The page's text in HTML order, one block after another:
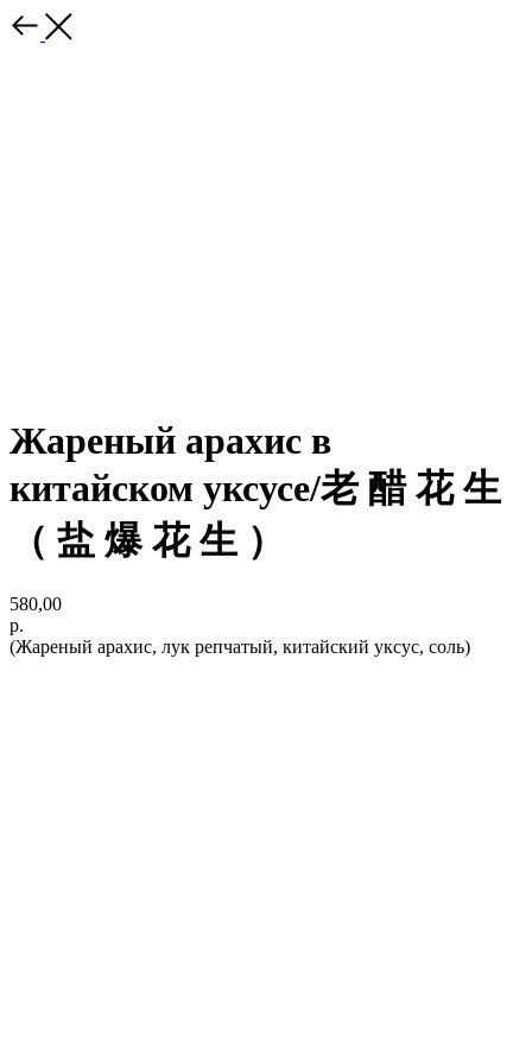
Жареный арахис в
китайском уксусе/⽼ 醋 花 ⽣
（ 盐 爆 花 ⽣ ）
580,00
р.
(Жареный арахис, лук репчатый, китайский уксус, соль)